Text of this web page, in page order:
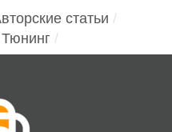
статьи
Тюнинг